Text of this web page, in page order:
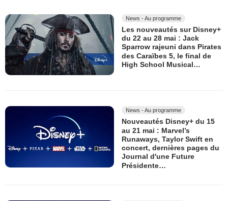
News - Au programme
Les nouveautés sur Disney+
du 22 au 28 mai : Jack
Sparrow rajeuni dans Pirates
des Caraïbes 5, le final de
High School Musical…
News - Au programme
Nouveautés Disney+ du 15
au 21 mai : Marvel’s
Runaways, Taylor Swift en
concert, dernières pages du
Journal d'une Future
Présidente…